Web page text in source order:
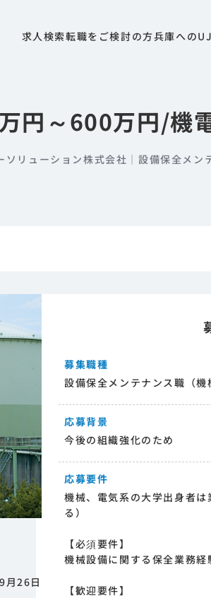
円～600万円/機
リューション株式会社｜設備保全メン
求人検索転職をご検討の方兵庫への
月26日
募集職種
設備保全メンテナンス職（機
応募背景
今後の組織強化のため
応募要件
機械、電気系の大学出身者
る）
【必須要件】
機械設備に関する保全業務経
【歓迎要件】